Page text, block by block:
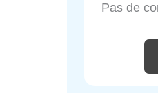
Pas de